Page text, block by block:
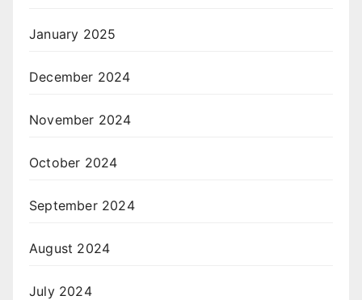
January 2025
December 2024
November 2024
October 2024
September 2024
August 2024
July 2024